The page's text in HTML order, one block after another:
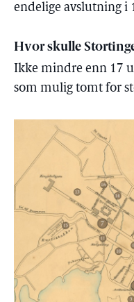
endelige avslutning i
Hvor skulle
Ikke mindre enn 17
som mulig tomt for